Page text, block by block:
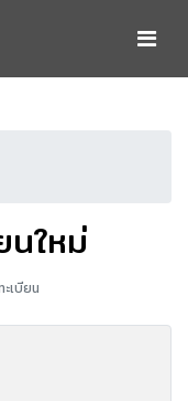
นใหม่
เบียน